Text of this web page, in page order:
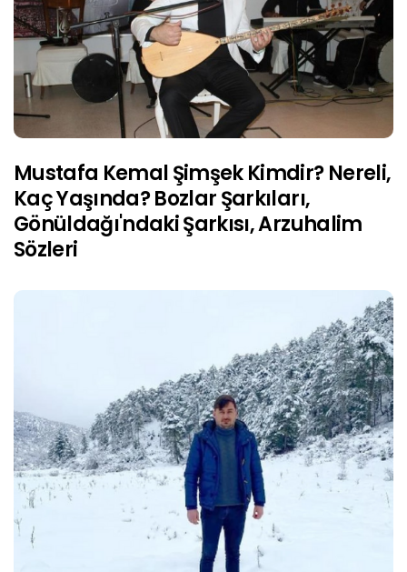
Mustafa Kemal Şimşek Kimdir? Nereli,
Kaç Yaşında? Bozlar Şarkıları,
Gönüldağı'ndaki Şarkısı, Arzuhalim
Sözleri